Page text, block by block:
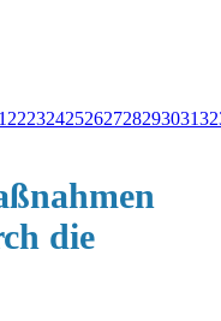
2223242526272829303132
die